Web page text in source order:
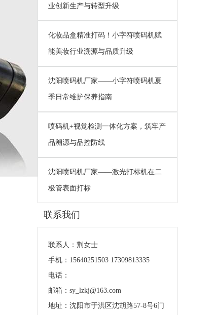
业创新生产与转型升级
化妆品盒精准打码！小字符喷码机赋
能美妆行业溯源与品质升级
沈阳喷码机厂家——小字符喷码机夏
季日常维护保养指南
喷码机+视觉检测一体化方案，筑牢产
品溯源与品控防线
沈阳喷码机厂家——激光打标机在二
极管表面打标
联系我们
联系人：荆女士
手机：15640251503 17309813335
电话：
邮箱：sy_lzkj@163.com
地址：沈阳市于洪区沈胡路57-8号6门